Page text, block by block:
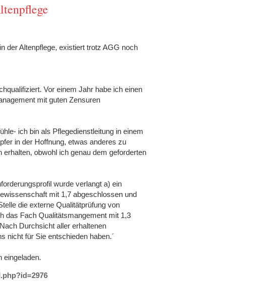
der Altenpflege, existiert trotz AGG noch
Vor einem Jahr habe ich einen
mit guten Zensuren
ich bin als Pflegedienstleitung in einem
in der Hoffnung, etwas anderes zu
obwohl ich genau dem geforderten
wurde verlangt a) ein
mit 1,7 abgeschlossen und
die externe Qualitätprüfung von
das Fach Qualitätsmangement mit 1,3
Durchsicht aller erhaltenen
nicht für Sie entschieden haben.´
eingeladen.